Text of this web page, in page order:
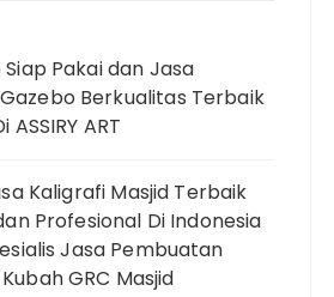
Pakai dan Jasa
Berkualitas Terbaik
ASSIRY ART
Kaligrafi Masjid Terbaik
Profesional Di Indonesia
Jasa Pembuatan
GRC Masjid